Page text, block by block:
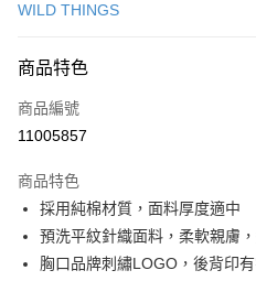
Apple Pay
悠遊付
7-11取貨(快速到店)
每筆NT$100，滿NT$1,500(含以
宅配-本島
WILD THINGS
商品特色
商品編號
11005857
商品特色
採用純棉材質，面料厚度適中
預洗平紋針織面料，柔軟親膚
胸口品牌刺繡LOGO，後背印